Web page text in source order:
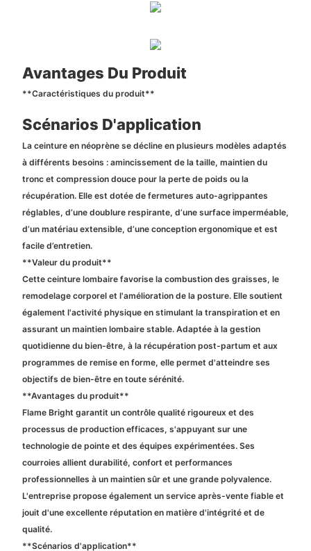
Avantages Du Produit
**Caractéristiques du produit**
Scénarios D'application
La ceinture en néoprène se décline en plusieurs modèles adaptés
à différents besoins : amincissement de la taille, maintien du
tronc et compression douce pour la perte de poids ou la
récupération. Elle est dotée de fermetures auto-agrippantes
réglables, d’une doublure respirante, d’une surface imperméable,
d’un matériau extensible, d’une conception ergonomique et est
facile d’entretien.
**Valeur du produit**
Cette ceinture lombaire favorise la combustion des graisses, le
remodelage corporel et l'amélioration de la posture. Elle soutient
également l'activité physique en stimulant la transpiration et en
assurant un maintien lombaire stable. Adaptée à la gestion
quotidienne du bien-être, à la récupération post-partum et aux
programmes de remise en forme, elle permet d'atteindre ses
objectifs de bien-être en toute sérénité.
**Avantages du produit**
Flame Bright garantit un contrôle qualité rigoureux et des
processus de production efficaces, s'appuyant sur une
technologie de pointe et des équipes expérimentées. Ses
courroies allient durabilité, confort et performances
professionnelles à un maintien sûr et une grande polyvalence.
L'entreprise propose également un service après-vente fiable et
jouit d'une excellente réputation en matière d'intégrité et de
qualité.
**Scénarios d'application**